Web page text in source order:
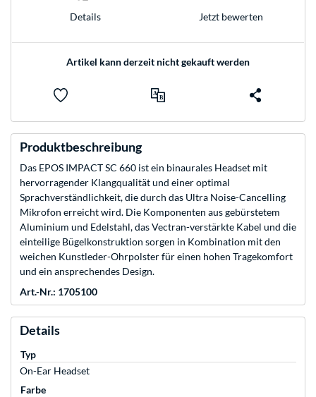
Details Jetzt bewerten
Artikel kann derzeit nicht gekauft werden
Produktbeschreibung
Das EPOS IMPACT SC 660 ist ein binaurales Headset mit
hervorragender Klangqualität und einer optimal
Sprachverständlichkeit, die durch das Ultra Noise-Cancelling
Mikrofon erreicht wird. Die Komponenten aus gebürstetem
Aluminium und Edelstahl, das Vectran-verstärkte Kabel und die
einteilige Bügelkonstruktion sorgen in Kombination mit den
weichen Kunstleder-Ohrpolster für einen hohen Tragekomfort
und ein ansprechendes Design.
Art.-Nr.: 1705100
Details
Typ
On-Ear Headset
Farbe